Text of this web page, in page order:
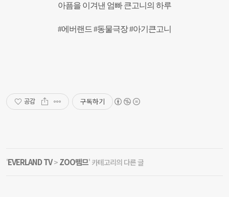
아픔을 이겨낸 엄빠 큰고니의 하루
#에버랜드 #동물극장 #아기큰고니
공감 구독하기
'EVERLAND TV> ZOO뗌므' 카테고리의 다른 글